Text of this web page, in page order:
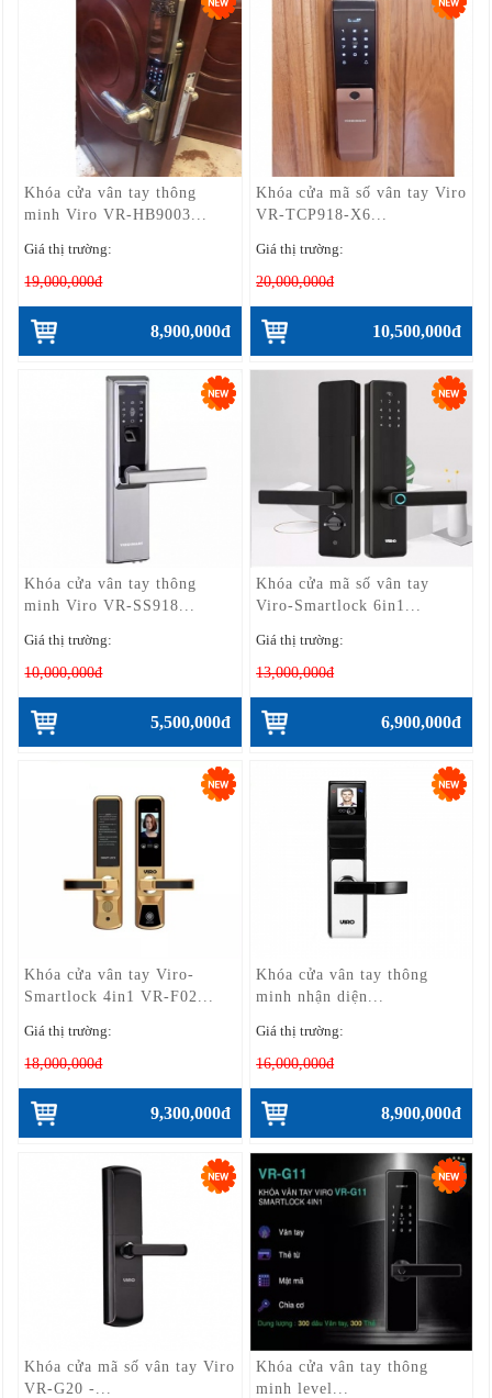
Khóa cửa vân tay thông
minh Viro VR-HB9003...
Giá thị trường:
19,000,000đ
8,900,000đ
Khóa cửa mã số vân tay Viro
VR-TCP918-X6...
Giá thị trường:
20,000,000đ
10,500,000đ
Khóa cửa vân tay thông
minh Viro VR-SS918...
Giá thị trường:
10,000,000đ
5,500,000đ
Khóa cửa mã số vân tay
Viro-Smartlock 6in1...
Giá thị trường:
13,000,000đ
6,900,000đ
Khóa cửa vân tay Viro-
Smartlock 4in1 VR-F02...
Giá thị trường:
18,000,000đ
9,300,000đ
Khóa cửa vân tay thông
minh nhận diện...
Giá thị trường:
16,000,000đ
8,900,000đ
Khóa cửa mã số vân tay Viro
VR-G20 -...
Khóa cửa vân tay thông
minh level...